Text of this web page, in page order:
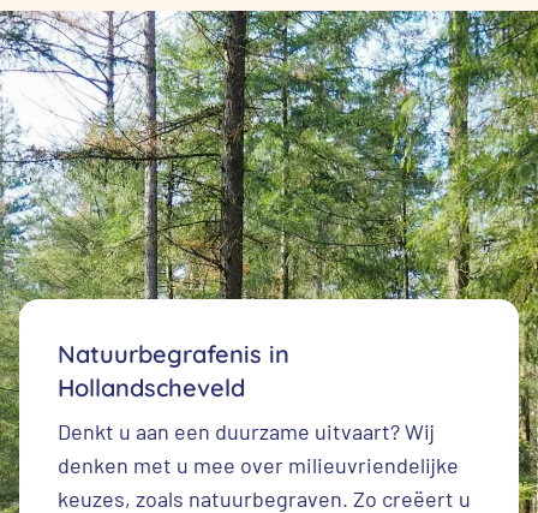
Natuurbegrafenis in
Hollandscheveld
Denkt u aan een duurzame uitvaart? Wij
denken met u mee over milieuvriendelijke
keuzes, zoals natuurbegraven. Zo creëert u